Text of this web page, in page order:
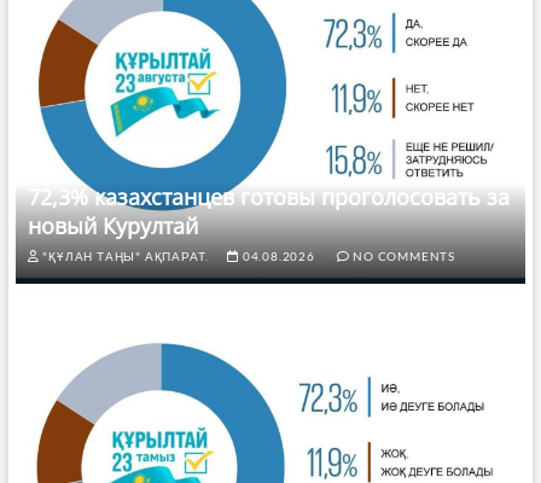
72,3% казахстанцев готовы проголосовать за
новый Курултай
"ҚҰЛАН ТАҢЫ" АҚПАРАТ. 04.08.2026 NO COMMENTS